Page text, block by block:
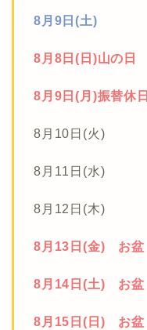
8月9日(土)
8月8日(日)山の日
8月9日(月)振替休日
8月10日(火)
8月11日(水)
8月12日(木)
8月13日(金) お盆
8月14日(土) お盆
8月15日(日) お盆